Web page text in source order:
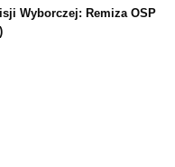
Wyborczej: Remiza OSP